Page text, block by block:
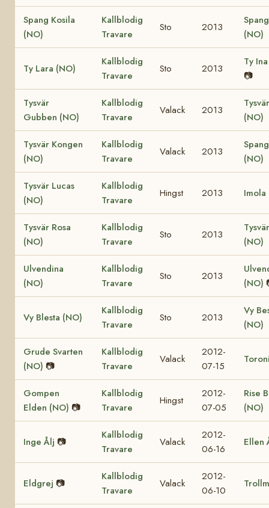
Spang Kosila
(NO)
Kallblodig
Travare
Sto 2013
(NO)
Ty Lara (NO)
Kallblodig
Travare
Sto 2013
Ty
📷
Tysvär
Gubben (NO)
Kallblodig
Travare
Valack 2013
(NO)
Tysvär Kongen
(NO)
Kallblodig
Travare
Valack 2013
(NO)
Tysvär Lucas
(NO)
Kallblodig
Travare
Hingst 2013 Imola
Tysvär Rosa
(NO)
Kallblodig
Travare
Sto 2013
(NO)
Ulvendina
(NO)
Kallblodig
Travare
Sto 2013
(NO)
Vy Blesta (NO)
Kallblodig
Travare
Sto 2013
Vy
(NO)
Grude Svarten
(NO) 📷
Kallblodig
Travare
Valack
2012-
07-15
Gompen
Elden (NO) 📷
Kallblodig
Travare
Hingst
2012-
07-05
Rise
(NO)
Inge Ålj 📷
Kallblodig
Travare
Valack
2012-
06-16
Ellen
Eldgrej 📷
Kallblodig
Travare
Valack
2012-
06-10